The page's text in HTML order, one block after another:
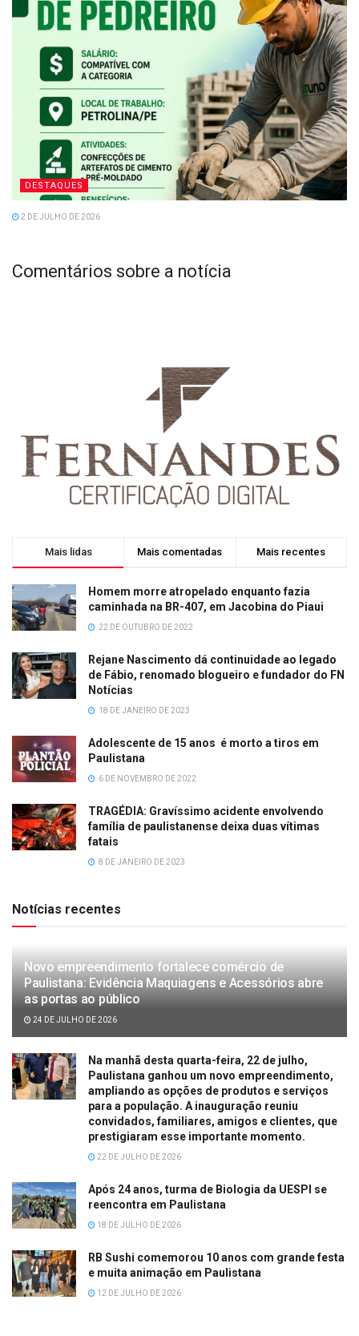
DESTAQUES
2 DE JULHO DE 2026
Comentários sobre a notícia
Mais lidas Mais comentadas Mais recentes
Homem morre atropelado enquanto fazia
caminhada na BR-407, em Jacobina do Piaui
22 DE OUTUBRO DE 2022
Rejane Nascimento dá continuidade ao legado
de Fábio, renomado blogueiro e fundador do FN
Notícias
18 DE JANEIRO DE 2023
Adolescente de 15 anos é morto a tiros em
Paulistana
6 DE NOVEMBRO DE 2022
TRAGÉDIA: Gravíssimo acidente envolvendo
família de paulistanense deixa duas vítimas
fatais
8 DE JANEIRO DE 2023
Notícias recentes
Novo empreendimento fortalece comércio de
Paulistana: Evidência Maquiagens e Acessórios abre
as portas ao público
24 DE JULHO DE 2026
Na manhã desta quarta-feira, 22 de julho,
Paulistana ganhou um novo empreendimento,
ampliando as opções de produtos e serviços
para a população. A inauguração reuniu
convidados, familiares, amigos e clientes, que
prestigiaram esse importante momento.
22 DE JULHO DE 2026
Após 24 anos, turma de Biologia da UESPI se
reencontra em Paulistana
18 DE JULHO DE 2026
RB Sushi comemorou 10 anos com grande festa
e muita animação em Paulistana
12 DE JULHO DE 2026